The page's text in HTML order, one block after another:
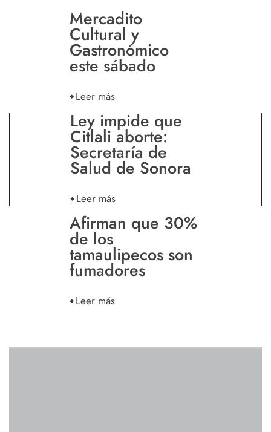
Mercadito
Cultural y
Gastronómico
este sábado
Leer más
Ley impide que
Citlali aborte:
Secretaría de
Salud de Sonora
Leer más
Afirman que 30%
de los
tamaulipecos son
fumadores
Leer más